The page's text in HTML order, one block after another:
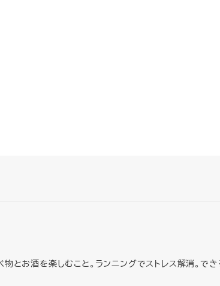
とお酒を楽しむこと。ランニングでストレス解消。で